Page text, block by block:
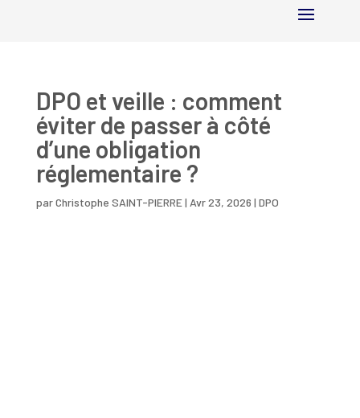
DPO et veille : comment
éviter de passer à côté
d’une obligation
réglementaire ?
parChristophe SAINT-PIERRE| Avr 23, 2026 | DPO